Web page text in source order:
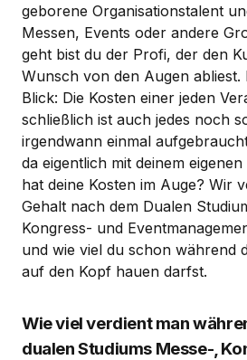
geborene Organisationstalent
Messen, Events oder andere
geht bist du der Profi, der den
Wunsch von den Augen abliest.
Blick: Die Kosten einer jeden
schließlich ist auch jedes noch
irgendwann einmal
da eigentlich mit deinem
hat deine Kosten im Auge? Wir
Gehalt nach dem Dualen
Kongress- und
und wie viel du schon während
auf den Kopf hauen darfst.
Wie viel verdient man
dualen Studiums Messe-,